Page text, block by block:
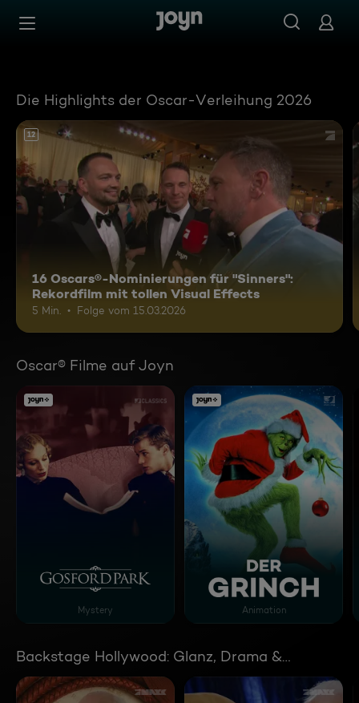
Zum Inhalt springen
Die Highlights der Oscar-Verleihung 2026
12
16 Oscars®-Nominierungen für "Sinners":
Rekordfilm mit tollen Visual Effects
5 Min. Folge vom 15.03.2026
Oscar® Filme auf Joyn
Gosford Park
Mystery
Der Grinch
Animation
Backstage Hollywood: Glanz, Drama &
Geheimnisse